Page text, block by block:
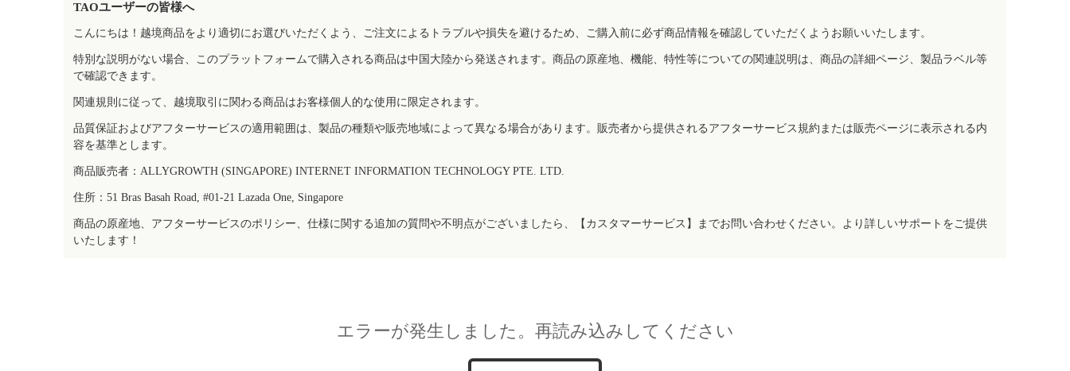
TAOユーザーの皆様へ
こんにちは！越境商品をより適切にお選びいただくよう、ご注文によるトラブルや損失を避けるため、ご購入前に必ず商品情報を確認していただくようお願いいたします。
特別な説明がない場合、このプラットフォームで購入される商品は中国大陸から発送されます。商品の原産地、機能、特性等についての関連説明は、商品の詳細ページ、製品ラベル等
で確認できます。
関連規則に従って、越境取引に関わる商品はお客様個人的な使用に限定されます。
品質保証およびアフターサービスの適用範囲は、製品の種類や販売地域によって異なる場合があります。販売者から提供されるアフターサービス規約または販売ページに表示される内
容を基準とします。
商品販売者：ALLYGROWTH (SINGAPORE) INTERNET INFORMATION TECHNOLOGY PTE. LTD.
住所：51 Bras Basah Road, #01-21 Lazada One, Singapore
商品の原産地、アフターサービスのポリシー、仕様に関する追加の質問や不明点がございましたら、【カスタマーサービス】までお問い合わせください。より詳しいサポートをご提供
いたします！
エラーが発生しました。再読み込みしてください